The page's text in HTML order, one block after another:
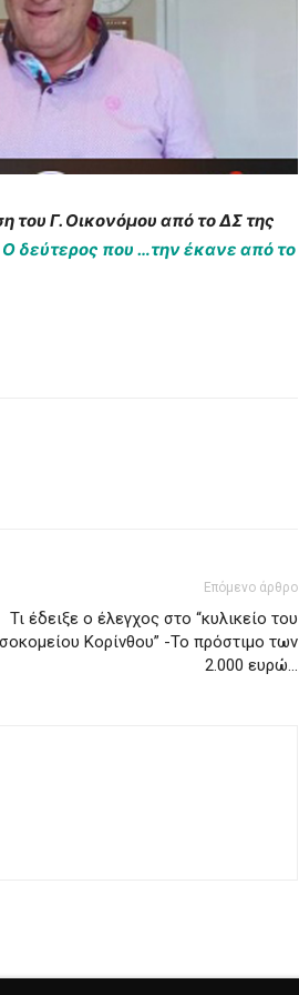
Γ. Οικονόμου από το ΔΣ της
δεύτερος που …την έκανε από το
Επόμενο άρθρο
Τι έδειξε ο έλεγχος στο “κυλικείο του
Κορίνθου” -Το πρόστιμο των
2.000 ευρώ…